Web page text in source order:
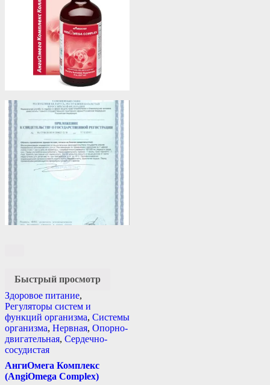
Быстрый просмотр
Здоровое питание,
Регуляторы систем и
функций организма, Системы
организма, Нервная, Опорно-
двигательная, Сердечно-
сосудистая
АнгиОмега Комплекс
(AngiOmega Complex)